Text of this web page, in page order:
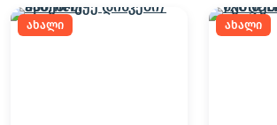
ახალი ახალი